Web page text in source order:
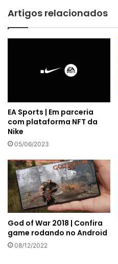
Artigos relacionados
EA Sports | Em parceria
com plataforma NFT da
Nike
05/06/2023
God of War 2018 | Confira
game rodando no Android
08/12/2022